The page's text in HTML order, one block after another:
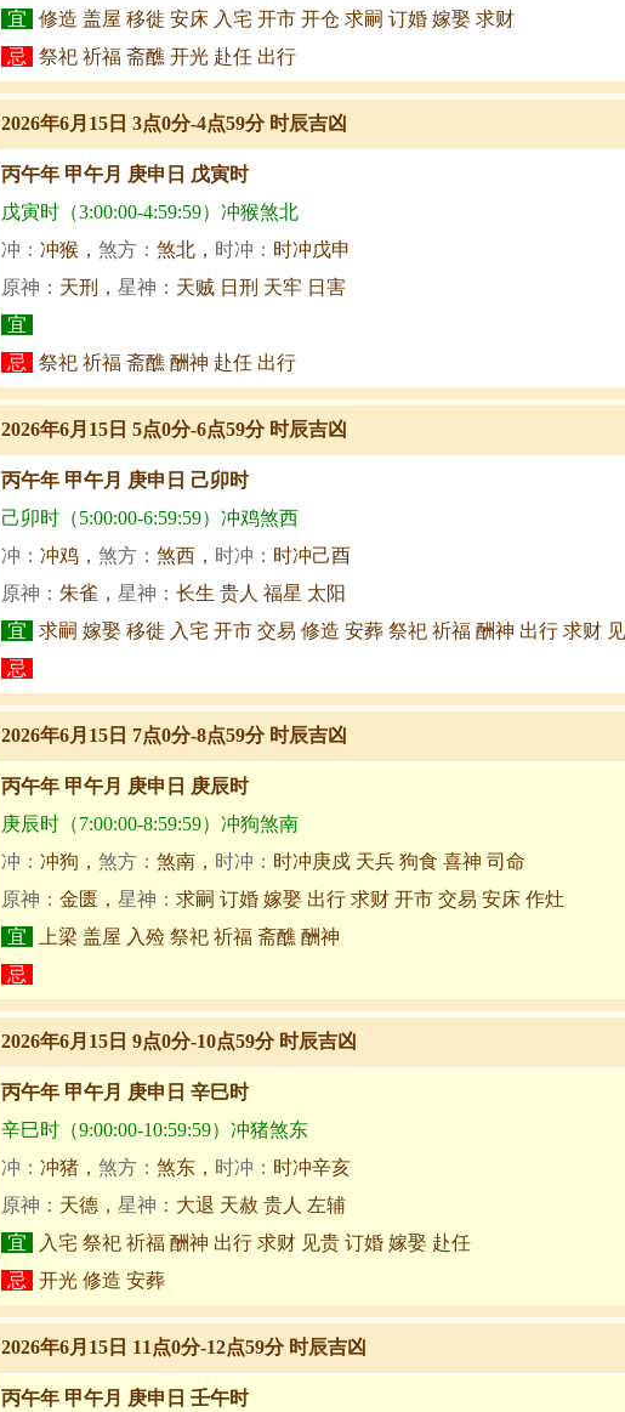
宜
修造 盖屋 移徙 安床 入宅 开市 开仓 求嗣 订婚 嫁娶 求财
忌
祭祀 祈福 斋醮 开光 赴任 出行
2026年6月15日 3点0分-4点59分 时辰吉凶
丙午年 甲午月 庚申日 戊寅时
戊寅时（3:00:00-4:59:59）冲猴煞北
冲： 冲猴， 煞方： 煞北， 时冲： 时冲戊申
原神： 天刑， 星神： 天贼 日刑 天牢 日害
宜
忌
祭祀 祈福 斋醮 酬神 赴任 出行
2026年6月15日 5点0分-6点59分 时辰吉凶
丙午年 甲午月 庚申日 己卯时
己卯时（5:00:00-6:59:59）冲鸡煞西
冲： 冲鸡， 煞方： 煞西， 时冲： 时冲己酉
原神： 朱雀， 星神： 长生 贵人 福星 太阳
宜
求嗣 嫁娶 移徙 入宅 开市 交易 修造 安葬 祭祀 祈福 酬神 出行 求财
忌
2026年6月15日 7点0分-8点59分 时辰吉凶
丙午年 甲午月 庚申日 庚辰时
庚辰时（7:00:00-8:59:59）冲狗煞南
冲： 冲狗， 煞方： 煞南， 时冲： 时冲庚戍 天兵 狗食 喜神 司命
原神： 金匮， 星神： 求嗣 订婚 嫁娶 出行 求财 开市 交易 安床 作灶
宜
上梁 盖屋 入殓 祭祀 祈福 斋醮 酬神
忌
2026年6月15日 9点0分-10点59分 时辰吉凶
丙午年 甲午月 庚申日 辛巳时
辛巳时（9:00:00-10:59:59）冲猪煞东
冲： 冲猪， 煞方： 煞东， 时冲： 时冲辛亥
原神： 天德， 星神： 大退 天赦 贵人 左辅
宜
入宅 祭祀 祈福 酬神 出行 求财 见贵 订婚 嫁娶 赴任
忌
开光 修造 安葬
2026年6月15日 11点0分-12点59分 时辰吉凶
丙午年 甲午月 庚申日 壬午时